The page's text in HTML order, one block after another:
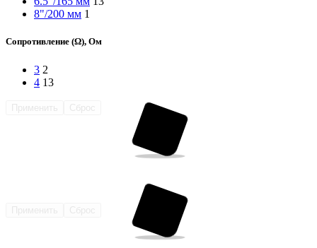
8"/200 мм 1
Сопротивление (Ω), Ом
3 2
4 13
Применить Сброс